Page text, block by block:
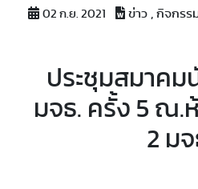
02 ก.ย. 2021 ข่าว , กิจกร
ประชุมสมาคม
มจธ. ครั้ง 5 ณ.
2 มจ